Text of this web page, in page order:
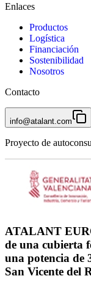
Enlaces
Productos
Logística
Financiación
Sostenibilidad
Nosotros
Contacto
info@atalant.com
Proyecto de
ATALANT
de una cubierta
una potencia de
San Vicente del